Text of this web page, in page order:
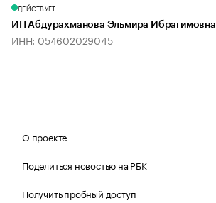
ДЕЙСТВУЕТ
ИП Абдурахманова Эльмира Ибрагимовна
ИНН: 054602029045
О проекте
Поделиться новостью на РБК
Получить пробный доступ